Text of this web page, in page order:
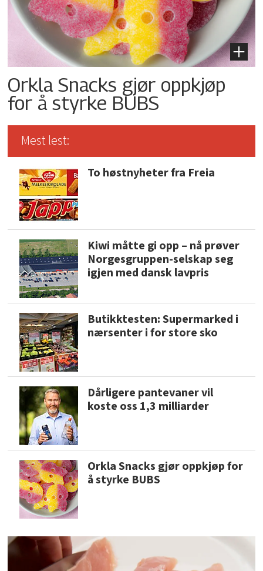
Orkla Snacks gjør oppkjøp
for å styrke BUBS
Mest lest:
To høstnyheter fra Freia
Kiwi måtte gi opp – nå prøver
Norgesgruppen-selskap seg
igjen med dansk lavpris
Butikktesten: Supermarked i
nærsenter i for store sko
Dårligere pantevaner vil
koste oss 1,3 milliarder
Orkla Snacks gjør oppkjøp for
å styrke BUBS